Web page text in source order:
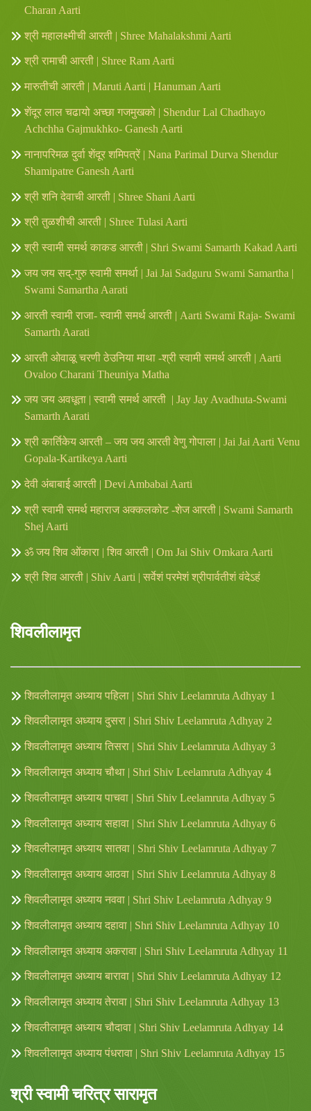
Charan Aarti
श्री महालक्ष्मीची आरती | Shree Mahalakshmi Aarti
श्री रामाची आरती | Shree Ram Aarti
मारुतीची आरती | Maruti Aarti | Hanuman Aarti
शेंदूर लाल चढायो अच्छा गजमुखको | Shendur Lal Chadhayo
Achchha Gajmukhko- Ganesh Aarti
नानापरिमळ दुर्वा शेंदूर शमिपत्रें | Nana Parimal Durva Shendur
Shamipatre Ganesh Aarti
श्री शनि देवाची आरती | Shree Shani Aarti
श्री तुळशीची आरती | Shree Tulasi Aarti
श्री स्वामी समर्थ काकड आरती | Shri Swami Samarth Kakad Aarti
जय जय सद्-गुरु स्वामी समर्था | Jai Jai Sadguru Swami Samartha |
Swami Samartha Aarati
आरती स्वामी राजा- स्वामी समर्थ आरती | Aarti Swami Raja- Swami
Samarth Aarati
आरती ओवाळू चरणी ठेउनिया माथा -श्री स्वामी समर्थ आरती | Aarti
Ovaloo Charani Theuniya Matha
जय जय अवधूता | स्वामी समर्थ आरती | Jay Jay Avadhuta-Swami
Samarth Aarati
श्री कार्तिकेय आरती – जय जय आरती वेणु गोपाला | Jai Jai Aarti Venu
Gopala-Kartikeya Aarti
देवी अंबाबाई आरती | Devi Ambabai Aarti
श्री स्वामी समर्थ महाराज अक्कलकोट -शेज आरती | Swami Samarth
Shej Aarti
ॐ जय शिव ओंकारा | शिव आरती | Om Jai Shiv Omkara Aarti
श्री शिव आरती | Shiv Aarti | सर्वेशं परमेशं श्रीपार्वतीशं वंदेऽहं
शिवलीलामृत
शिवलीलामृत अध्याय पहिला | Shri Shiv Leelamruta Adhyay 1
शिवलीलामृत अध्याय दुसरा | Shri Shiv Leelamruta Adhyay 2
शिवलीलामृत अध्याय तिसरा | Shri Shiv Leelamruta Adhyay 3
शिवलीलामृत अध्याय चौथा | Shri Shiv Leelamruta Adhyay 4
शिवलीलामृत अध्याय पाचवा | Shri Shiv Leelamruta Adhyay 5
शिवलीलामृत अध्याय सहावा | Shri Shiv Leelamruta Adhyay 6
शिवलीलामृत अध्याय सातवा | Shri Shiv Leelamruta Adhyay 7
शिवलीलामृत अध्याय आठवा | Shri Shiv Leelamruta Adhyay 8
शिवलीलामृत अध्याय नववा | Shri Shiv Leelamruta Adhyay 9
शिवलीलामृत अध्याय दहावा | Shri Shiv Leelamruta Adhyay 10
शिवलीलामृत अध्याय अकरावा | Shri Shiv Leelamruta Adhyay 11
शिवलीलामृत अध्याय बारावा | Shri Shiv Leelamruta Adhyay 12
शिवलीलामृत अध्याय तेरावा | Shri Shiv Leelamruta Adhyay 13
शिवलीलामृत अध्याय चौदावा | Shri Shiv Leelamruta Adhyay 14
शिवलीलामृत अध्याय पंधरावा | Shri Shiv Leelamruta Adhyay 15
श्री स्वामी चरित्र सारामृत